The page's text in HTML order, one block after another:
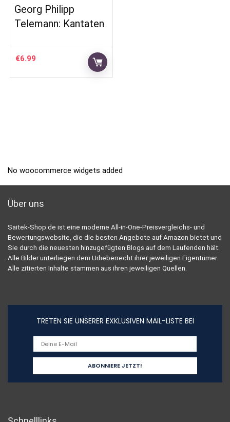
Georg Philipp
Telemann: Kantaten
€6.99
No woocommerce widgets added
Über uns
Saitek-Shop.de ist eine moderne All-in-One-Preisvergleichs- und
Bewertungswebsite, die die besten Angebote auf Amazon bietet und
Sie durch die neuesten hinzugefügten Blogs auf dem Laufenden hält.
Alle Bilder unterliegen dem Urheberrecht ihrer jeweiligen Eigentümer.
Alle zitierten Inhalte stammen aus ihren jeweiligen Quellen.
TRETEN SIE UNSERER EXKLUSIVEN MAIL-LISTE BEI